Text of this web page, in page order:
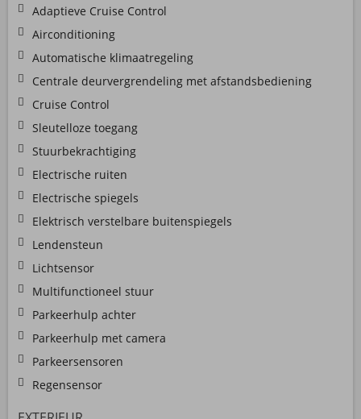
Adaptieve Cruise Control
Airconditioning
Automatische klimaatregeling
Centrale deurvergrendeling met afstandsbediening
Cruise Control
Sleutelloze toegang
Stuurbekrachtiging
Electrische ruiten
Electrische spiegels
Elektrisch verstelbare buitenspiegels
Lendensteun
Lichtsensor
Multifunctioneel stuur
Parkeerhulp achter
Parkeerhulp met camera
Parkeersensoren
Regensensor